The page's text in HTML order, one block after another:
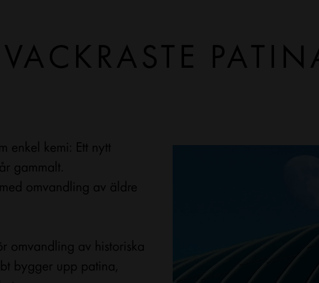
enkel kemi: Ett nytt
gammalt.
omvandling av äldre
omvandling av historiska
bygger upp patina,